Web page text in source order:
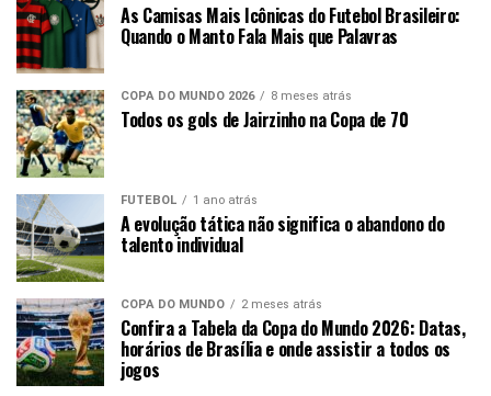
As Camisas Mais Icônicas do Futebol Brasileiro:
Quando o Manto Fala Mais que Palavras
COPA DO MUNDO 2026 8 meses atrás
Todos os gols de Jairzinho na Copa de 70
FUTEBOL 1 ano atrás
A evolução tática não significa o abandono do
talento individual
COPA DO MUNDO 2 meses atrás
Confira a Tabela da Copa do Mundo 2026: Datas,
horários de Brasília e onde assistir a todos os
jogos